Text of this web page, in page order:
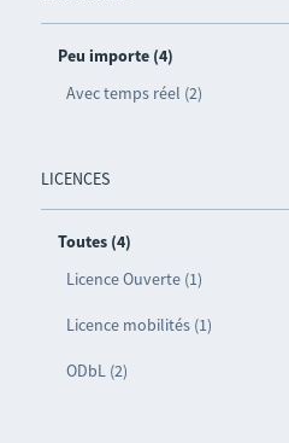
Peu importe (4)
Avec temps réel (2)
LICENCES
Toutes (4)
Licence Ouverte (1)
Licence mobilités (1)
ODbL (2)